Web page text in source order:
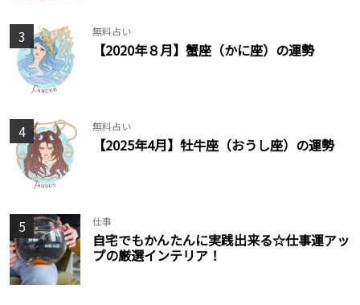
3 無料占い
【2020年８月】蟹座（かに座）の運勢
4 無料占い
【2025年4月】牡牛座（おうし座）の運勢
5 仕事
自宅でもかんたんに実践出来る☆仕事運アッ
プの厳選インテリア！